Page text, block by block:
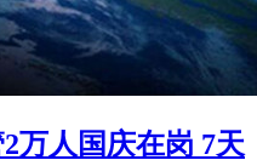
万人国庆在岗 7天